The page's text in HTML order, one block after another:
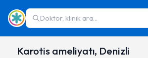
Doktor, klinik ara...
Karotis ameliyatı, Denizli